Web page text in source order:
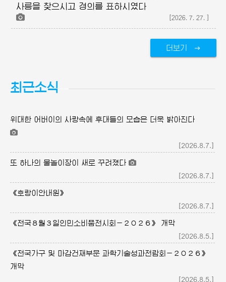
사릉을 찾으시고 경의를 표하시였다
[2026.7.27.]
더보기
최근소식
위대한 어버이의 사랑속에 후대들의 모습은 더욱 밝아진다
[2026.8.7.]
또 하나의 물놀이장이 새로 꾸려졌다
[2026.8.7.]
《호랑이안내원》
[2026.8.7.]
《전국８월３일인민소비품전시회－２０２６》 개막
[2026.8.5.]
《전국가구 및 마감건재부문 과학기술성과전람회－２０２６》
개막
[2026.8.5.]